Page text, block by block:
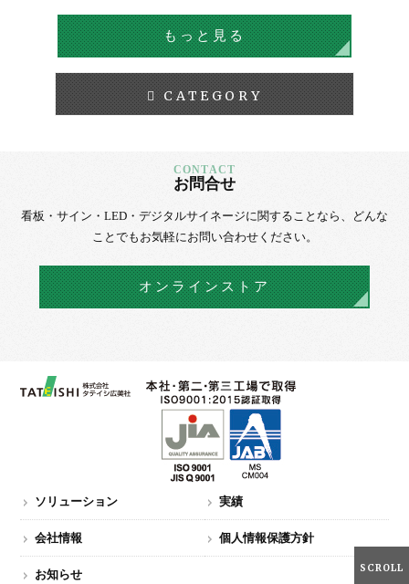
もっと見る
CATEGORY
SCROLL
お問合せ
看板・サイン・LED・デジタルサイネージに関することなら、
どんな
ことでもお気軽にお問い合わせください。
オンラインストア
ソリューション 実績
会社情報 個人情報保護方針
お知らせ